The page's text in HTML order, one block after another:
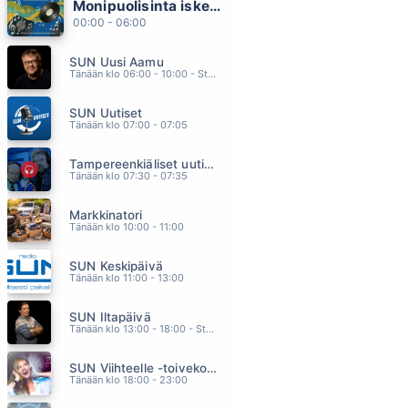
AUBERGE
JOS SUA EI HUOMENNA OIS
SÄ VOITIT JO
Monipuolisinta iskelmää ja parasta poppia
00:00 - 06:00
SUN Uusi Aamu
Tänään klo 06:00 - 10:00 - Studiossa: Kimmo Hoivassilta
SUN Uutiset
Tänään klo 07:00 - 07:05
Tampereenkiäliset uutiset
Tänään klo 07:30 - 07:35
Markkinatori
Tänään klo 10:00 - 11:00
SUN Keskipäivä
Tänään klo 11:00 - 13:00
SUN Iltapäivä
Tänään klo 13:00 - 18:00 - Studiossa: Kaisu Lämsä
SUN Viihteelle -toivekonsertti
Tänään klo 18:00 - 23:00